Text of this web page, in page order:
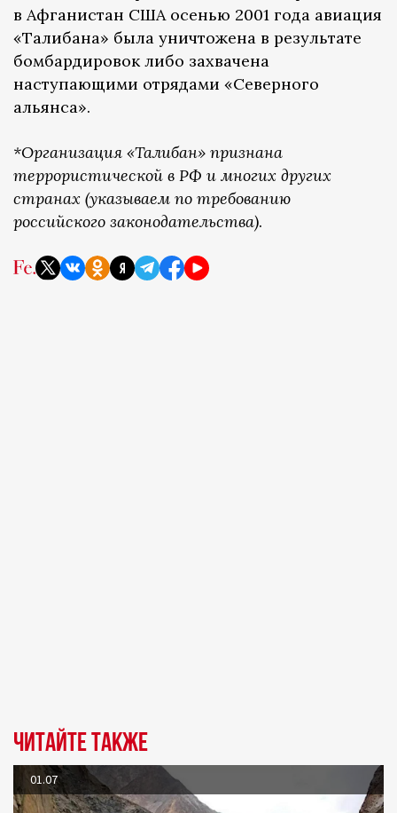
в Афганистан США осенью 2001 года авиация
«Талибана» была уничтожена в результате
бомбардировок либо захвачена
наступающими отрядами «Северного
альянса».
*Организация «Талибан» признана
террористической в РФ и многих других
странах (указываем по требованию
российского законодательства).
Читайте также
01.07